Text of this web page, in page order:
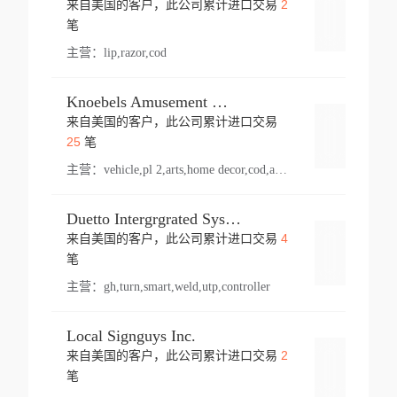
来自美国的客户，此公司累计进口交易 2
笔
主营： lip,razor,cod
Knoebels Amusement Resort
来自美国的客户，此公司累计进口交易
25笔
主营： vehicle,pl 2,arts,home decor,cod,amusement ride,sea
Duetto Intergrgrated Systems Inc.
来自美国的客户，此公司累计进口交易 4
笔
主营： gh,turn,smart,weld,utp,controller
Local Signguys Inc.
来自美国的客户，此公司累计进口交易 2
笔